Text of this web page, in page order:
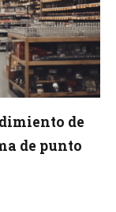
de
de punto